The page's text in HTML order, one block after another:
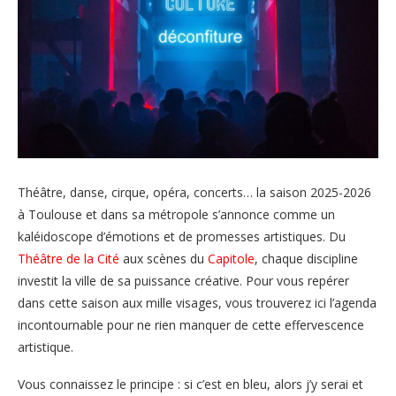
Théâtre, danse, cirque, opéra, concerts… la saison 2025-2026
à Toulouse et dans sa métropole s’annonce comme un
kaléidoscope d’émotions et de promesses artistiques. Du
Théâtre de la Cité aux scènes du Capitole, chaque discipline
investit la ville de sa puissance créative. Pour vous repérer
dans cette saison aux mille visages, vous trouverez ici l’agenda
incontournable pour ne rien manquer de cette effervescence
artistique.
Vous connaissez le principe : si c’est en bleu, alors j’y serai et